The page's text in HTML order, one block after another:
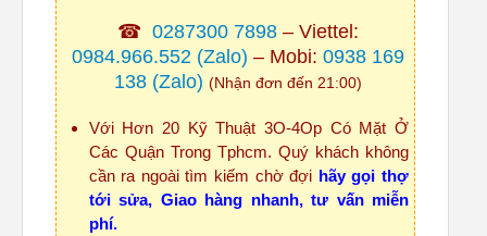
☎ 0287300 7898 – Viettel:
0984.966.552 (Zalo) – Mobi: 0938 169
138 (Zalo) (Nhận đơn đến 21:00)
Với Hơn 20 Kỹ Thuật 3O-4Op Có Mặt Ở
Các Quận Trong Tphcm. Quý khách không
cần ra ngoài tìm kiếm chờ đợi hãy gọi thợ
tới sửa, Giao hàng nhanh, tư vấn miễn
phí.